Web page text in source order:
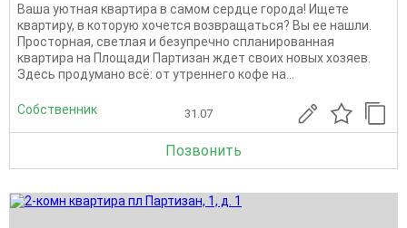
Ваша уютная квартира в самом сердце города! Ищете
квартиру, в которую хочется возвращаться? Вы ее нашли.
Просторная, светлая и безупречно спланированная
квартира на Площади Партизан ждет своих новых хозяев.
Здесь продумано всё: от утреннего кофе на...
Собственник 31.07
Позвонить